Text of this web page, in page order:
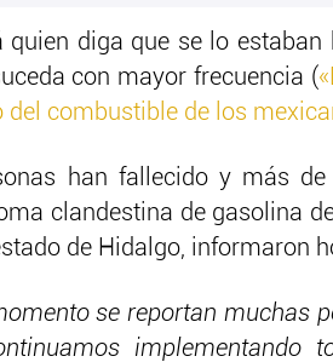
quien diga que se lo
con mayor frecuencia (
del combustible de los
han fallecido y más
clandestina de gasolina
de Hidalgo, informaron
se reportan muchas
implementando